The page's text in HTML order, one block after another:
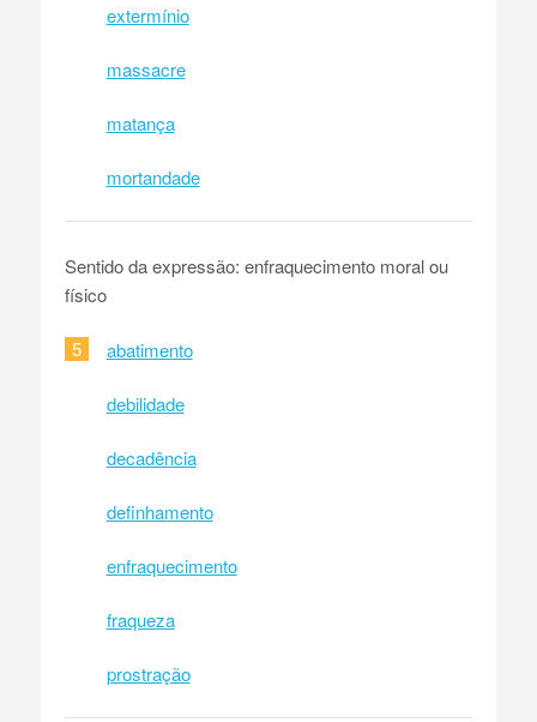
extermínio
massacre
matança
mortandade
Sentido da expressão: enfraquecimento moral ou
físico
5 abatimento
debilidade
decadência
definhamento
enfraquecimento
fraqueza
prostração